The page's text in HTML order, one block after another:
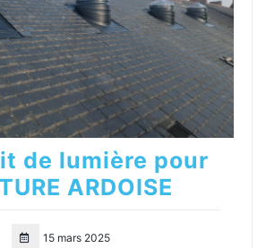
de lumière pour
ARDOISE
15 mars 2025